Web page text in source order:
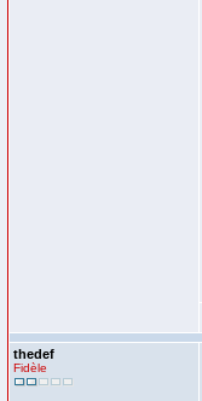
thedef
Fidèle